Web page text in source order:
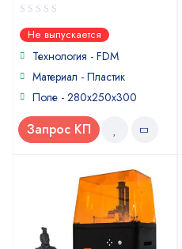
0
out
of
Не выпускается
Технология - FDM
Материал - Пластик
Поле - 280x250x300
Запрос КП